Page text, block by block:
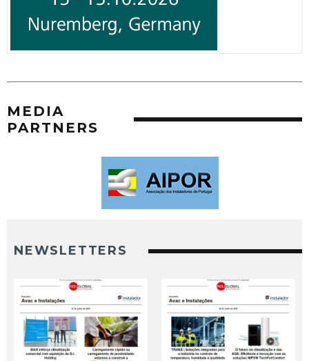
MEDIA
PARTNERS
NEWSLETTERS